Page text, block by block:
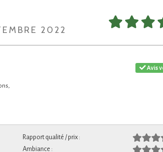
2022
Avis
Rapport qualité / prix :
Ambiance :